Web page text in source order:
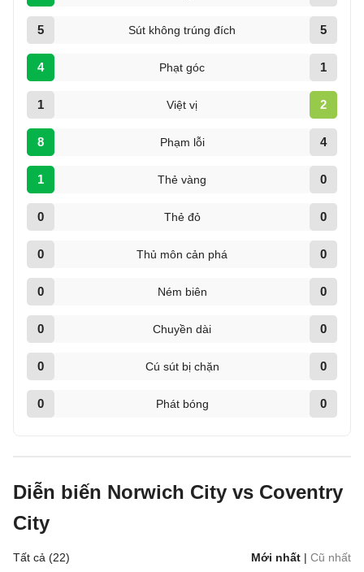
5 Sút không trúng đích 5
4 Phạt góc 1
1 Việt vị 2
8 Phạm lỗi 4
1 Thẻ vàng 0
0 Thẻ đỏ 0
0 Thủ môn cản phá 0
0 Ném biên 0
0 Chuyền dài 0
0 Cú sút bị chặn 0
0 Phát bóng 0
Diễn biến Norwich City vs Coventry
City
Tất cả (22) Mới nhất | Cũ nhất